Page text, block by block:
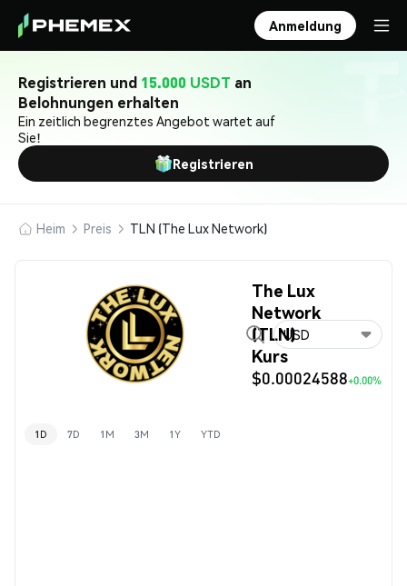
Anmeldung
Registrieren und 15.000 USDT an
Belohnungen erhalten
Ein zeitlich begrenztes Angebot wartet auf
Sie!
Registrieren
Heim Preis TLN (The Lux Network)
The Lux
Network
(TLN)
Kurs
$0.00024588+0.00%
USD
1D 7D 1M 3M 1Y YTD